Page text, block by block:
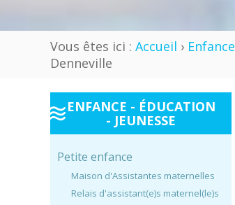
Vous êtes ici : Accueil ›
Denneville
ENFANCE - ÉDUCATION
- JEUNESSE
Petite enfance
Maison d'Assistantes maternelles
Relais d'assistant(e)s maternel(le)s